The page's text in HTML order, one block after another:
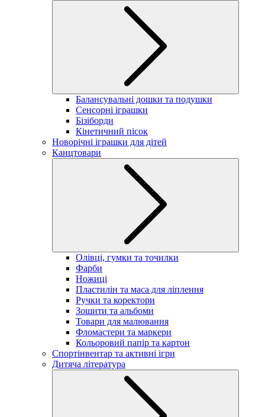
Балансувальні дошки та подушки
Сенсорні іграшки
Бізіборди
Кінетичний пісок
Новорічні іграшки для дітей
Канцтовари
Олівці, гумки та точилки
Фарби
Ножиці
Пластилін та маса для ліплення
Ручки та коректори
Зошити та альбоми
Товари для малювання
Фломастери та маркери
Кольоровий папір та картон
Спортінвентар та активні ігри
Дитяча література